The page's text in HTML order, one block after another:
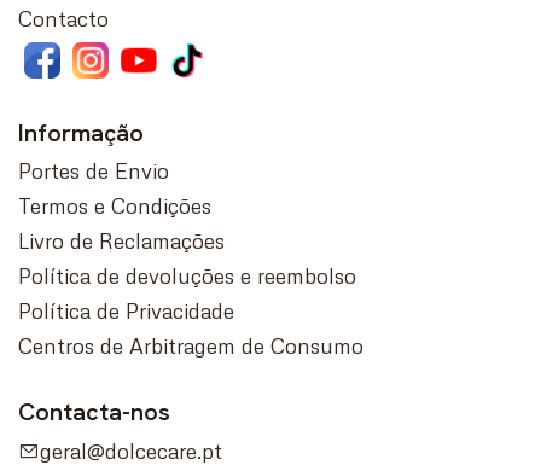
Contacto
Informação
Portes de Envio
Termos e Condições
Livro de Reclamações
Política de devoluções e reembolso
Política de Privacidade
Centros de Arbitragem de Consumo
Contacta-nos
geral@dolcecare.pt